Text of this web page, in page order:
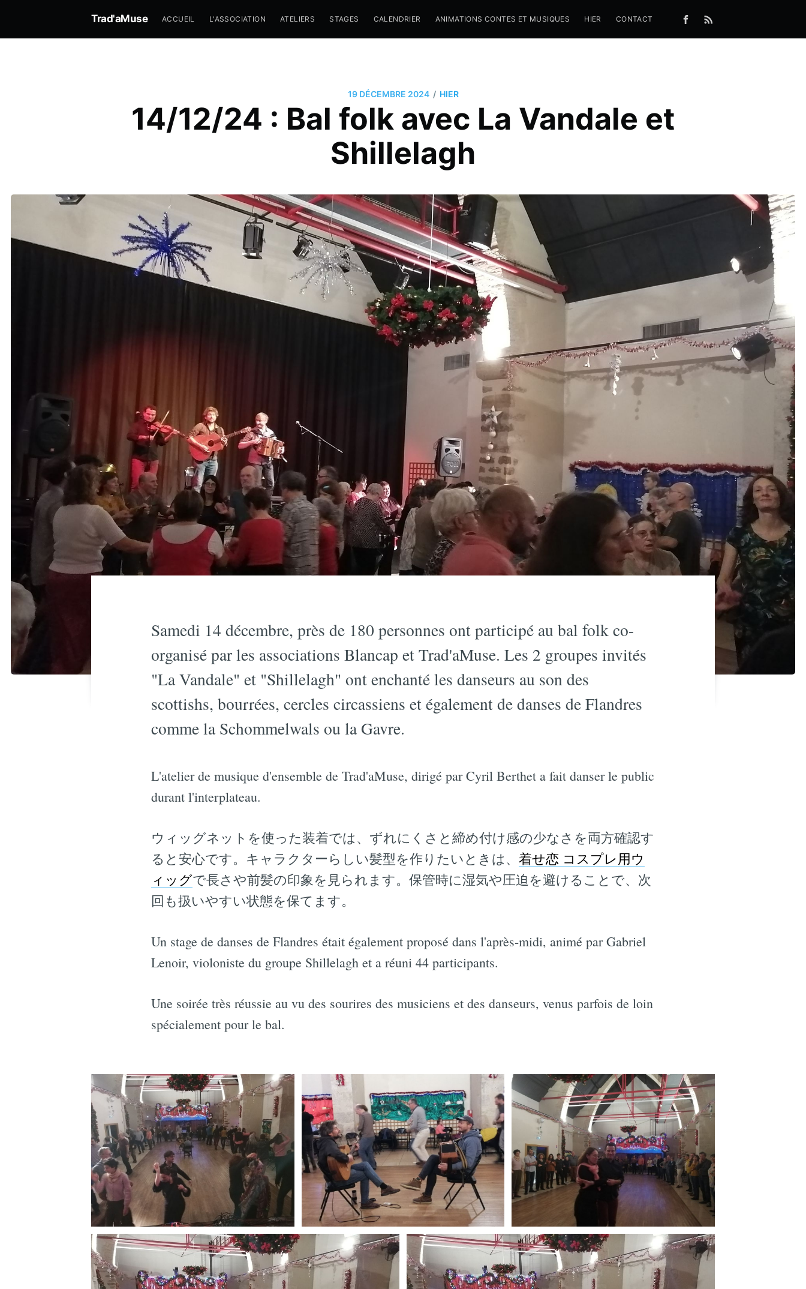
Trad'aMuse ACCUEIL L'ASSOCIATION ATELIERS STAGES CALENDRIER ANIMATIONS CONTES ET MUSIQUES HIER CONTACT
19 DÉCEMBRE 2024 / HIER
14/12/24 : Bal folk avec La Vandale et
Shillelagh
Samedi 14 décembre, près de 180 personnes ont participé au bal folk co-
organisé par les associations Blancap et Trad'aMuse. Les 2 groupes invités
"La Vandale" et "Shillelagh" ont enchanté les danseurs au son des
scottishs, bourrées, cercles circassiens et également de danses de Flandres
comme la Schommelwals ou la Gavre.
L'atelier de musique d'ensemble de Trad'aMuse, dirigé par Cyril Berthet a fait danser le public
durant l'interplateau.
ウィッグネットを使った装着では、ずれにくさと締め付け感の少なさを両方確認す
ると安心です。キャラクターらしい髪型を作りたいときは、 着せ恋 コスプレ用ウ
ィッグで長さや前髪の印象を見られます。保管時に湿気や圧迫を避けることで、次
回も扱いやすい状態を保てます。
Un stage de danses de Flandres était également proposé dans l'après-midi, animé par Gabriel
Lenoir, violoniste du groupe Shillelagh et a réuni 44 participants.
Une soirée très réussie au vu des sourires des musiciens et des danseurs, venus parfois de loin
spécialement pour le bal.